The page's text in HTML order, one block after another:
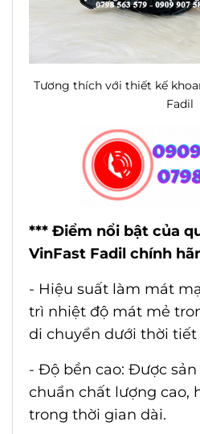
Tương thích với thiết kế
Fadil
*** Điểm nổi bật của
VinFast Fadil chính
- Hiệu suất làm mát
trì nhiệt độ mát mẻ
di chuyển dưới thời tiết
- Độ bền cao: Được
chuẩn chất lượng cao,
trong thời gian dài.